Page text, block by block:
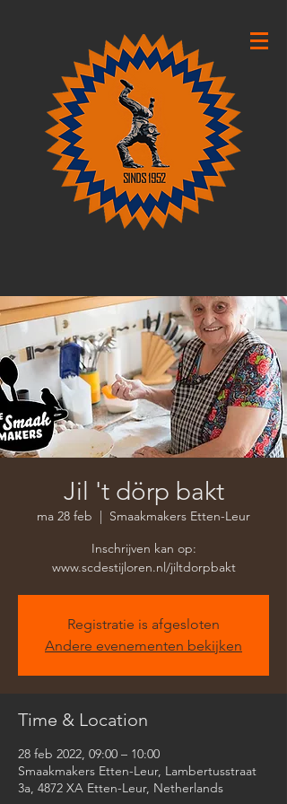
Jil 't dörp bakt
ma 28 feb
  |
Smaakmakers Etten-Leur
Inschrijven kan op:
www.scdestijloren.nl/jiltdorpbakt
Registratie is afgesloten
Andere evenementen bekijken
Time & Location
28 feb 2022, 09:00 – 10:00
Smaakmakers Etten-Leur, Lambertusstraat
3a, 4872 XA Etten-Leur, Netherlands